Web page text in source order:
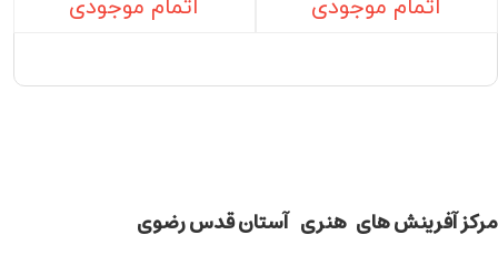
اتمام موجودی اتمام موجودی
مركز آفرينش های هنری آستان قدس رضوی​​​​​​​​​​​​​​